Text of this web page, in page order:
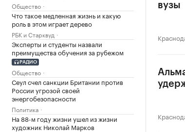
Общество
Что такое медленная жизнь и какую
роль в этом играет дерево
РБК и Старквуд
Эксперты и студенты назвали
преимущества обучения за рубежом
РАДИО
Общество
Сеул счел санкции Британии против
России угрозой своей
энергобезопасности
Политика
На 88-м году жизни ушел из жизни
художник Николай Марков
вузы